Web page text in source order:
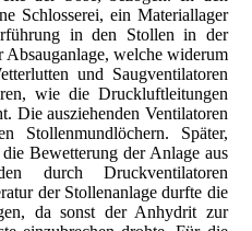
Schlosserei, ein Materiallager
in den Stollen in der
Absauganlage, welche widerum
und Saugventilatoren
wie die Druckluftleitungen
Die ausziehenden Ventilatoren
Stollenmundlöchern. Später,
Bewetterung der Anlage aus
durch Druckventilatoren
der Stollenanlage durfte die
da sonst der Anhydrit zur